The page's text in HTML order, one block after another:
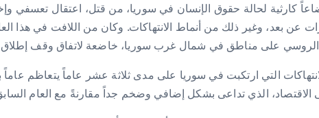
كارثية لحالة حقوق الإنسان في سوريا، من قتل، اعتقال
عن بعد، وغير ذلك من أنماط الانتهاكات. وكان من اللافت في هذا
على مناطق في شمال غرب سوريا، خاضعة لاتفاق وقف إطلاق نار
التي ارتكبت في سوريا على مدى ثلاثة عشر عاماً يتعاظم
الذي تداعى بشكل إضافي وضخم جداً مقارنةً مع العام السابق 2022 والأسبق